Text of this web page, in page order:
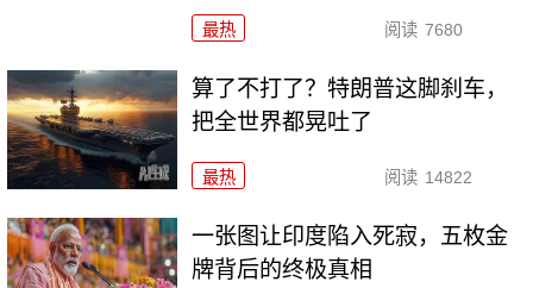
最热 阅读 7680
算了不打了？特朗普这脚刹车，
把全世界都晃吐了
最热 阅读 14822
一张图让印度陷入死寂，五枚金
牌背后的终极真相